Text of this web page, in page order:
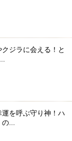
ジラに会える！と
を呼ぶ守り神！ハ
...